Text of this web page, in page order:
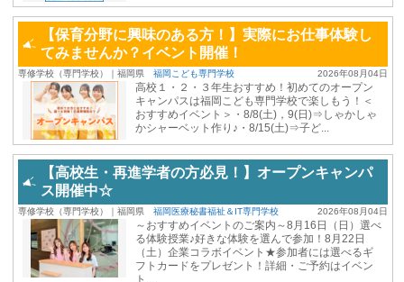
【保育分野に興味のある方！】実際にお仕事体験し
てみませんか？イベント開催！
2026年08月04日
専修学校（専門学校）｜福岡県 福岡こども専門学校
高校１・２・３年生おすすめ！初めてのオープン
キャンパスは福岡こども専門学校で楽しもう！＜
おすすめイベント＞・8/8(土)，9(日)⇒しゃかしゃ
かシャーベット作り♪・8/15(土)⇒子ど...
【高校生・再進学者の方必見！】オープンキャンパ
ス開催中☆
2026年08月04日
専修学校（専門学校）｜福岡県 福岡医療秘書福祉＆IT専門学校
～おすすめイベントのご案内～8月16日（日）選べ
る体験授業♪好きな体験を選んで参加！8月22日
（土）企業コラボイベント★参加者には選べるギ
フトカードをプレゼント！詳細・ご予約はイベン
ト...